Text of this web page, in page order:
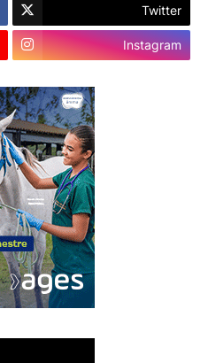
Twitter
Instagram